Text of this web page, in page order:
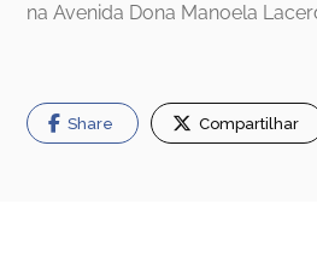
na Avenida Dona Manoela
Share Compartilhar